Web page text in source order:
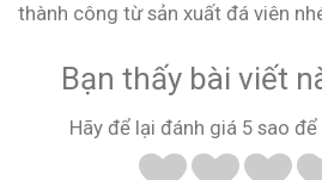
thành công từ sản xuất đá viên
Bạn thấy bài viết
Hãy để lại đánh giá 5 sao